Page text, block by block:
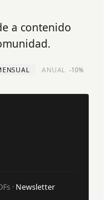
a contenido
ANUAL -10%
· Newsletter